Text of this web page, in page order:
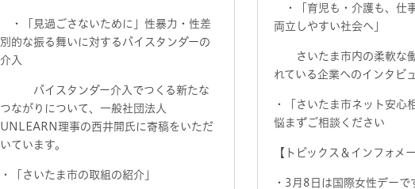
・「見過ごさないために」性暴力・性差
別的な振る舞いに対するバイスタンダーの
介入
バイスタンダー介入でつくる新たな
つながりについて、一般社団法人
UNLEARN理事の西井開氏に寄稿をいただ
いています。
・「さいたま市の取組の紹介」
・「育児も・介護も、仕
両立しやすい社会へ」
さいたま市内の柔軟な働
れている企業へのインタビ
・「さいたま市ネット安心
悩まずご相談ください
【トピックス＆インフォメ
・3月8日は国際女性デーで